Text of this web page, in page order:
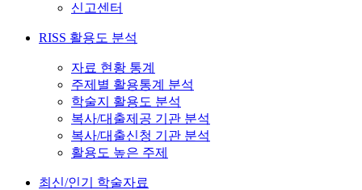
신고센터
RISS 활용도 분석
자료 현황 통계
주제별 활용통계 분석
학술지 활용도 분석
복사/대출제공 기관 분석
복사/대출신청 기관 분석
활용도 높은 주제
최신/인기 학술자료